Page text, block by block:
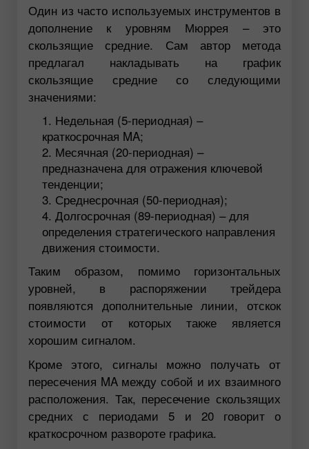
Один из часто используемых инструментов в
дополнение к уровням Мюррея – это
скользящие средние. Сам автор метода
предлагал накладывать на график
скользящие средние со следующими
значениями:
Недельная (5-периодная) –
краткосрочная MA;
Месячная (20-периодная) –
предназначена для отражения ключевой
тенденции;
Среднесрочная (50-периодная);
Долгосрочная (89-периодная) – для
определения стратегического направления
движения стоимости.
Таким образом, помимо горизонтальных
уровней, в распоряжении трейдера
появляются дополнительные линии, отскок
стоимости от которых также является
хорошим сигналом.
Кроме этого, сигналы можно получать от
пересечения MA между собой и их взаимного
расположения. Так, пересечение скользящих
средних с периодами 5 и 20 говорит о
краткосрочном развороте графика.